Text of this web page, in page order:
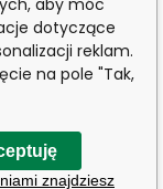
aby móc
dotyczące
reklam.
na pole "Tak,
znajdziesz